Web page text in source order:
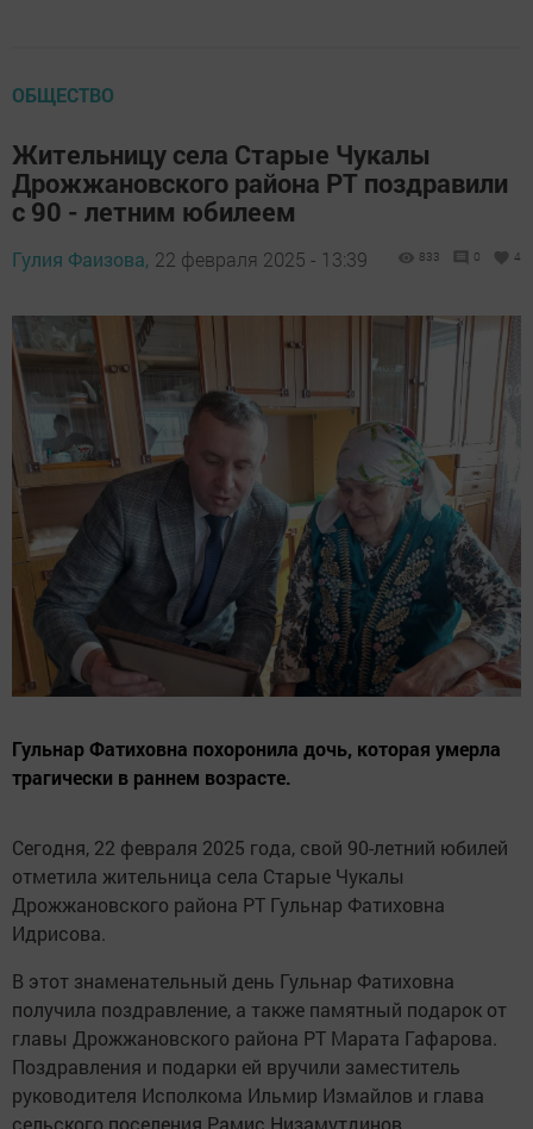
ОБЩЕСТВО
Жительницу села Старые Чукалы
Дрожжановского района РТ поздравили
с 90 - летним юбилеем
Гулия Фаизова, 22 февраля 2025 - 13:39 833 0 4
Гульнар Фатиховна похоронила дочь, которая умерла
трагически в раннем возрасте.
Сегодня, 22 февраля 2025 года, свой 90-летний юбилей
отметила жительница села Старые Чукалы
Дрожжановского района РТ Гульнар Фатиховна
Идрисова.
В этот знаменательный день Гульнар Фатиховна
получила поздравление, а также памятный подарок от
главы Дрожжановского района РТ Марата Гафарова.
Поздравления и подарки ей вручили заместитель
руководителя Исполкома Ильмир Измайлов и глава
сельского поселения Рамис Низамутдинов.